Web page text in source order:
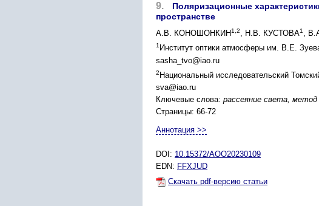
9.
Поляризационные
пространстве
А.В. КОНОШОНКИН1,2, Н.В. КУСТОВА1 ,
1 Институт оптики атмосферы им. В.Е.
sasha_tvo@iao.ru
2 Национальный исследовательский
sva@iao.ru
Ключевые слова: рассеяние света,
Страницы: 66-72
Аннотация >>
DOI: 10.15372/AOO20230109
EDN: FFXJUD
Скачать pdf-версию статьи